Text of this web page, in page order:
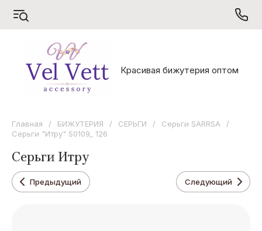
S
Sarrsa
V
Vel Vett
X
Красивая бижутерия оптом
Главная / БИЖУТЕРИЯ / СЕРЬГИ / Серьги SARRSA
/
Серьги "Итру" S0109_ 126
Серьги Итру
Предыдущий Следующий